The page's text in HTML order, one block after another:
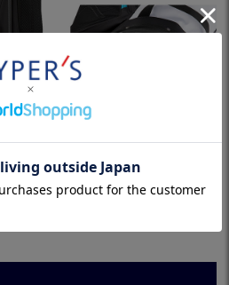
実際の色と多少異なる場合があり